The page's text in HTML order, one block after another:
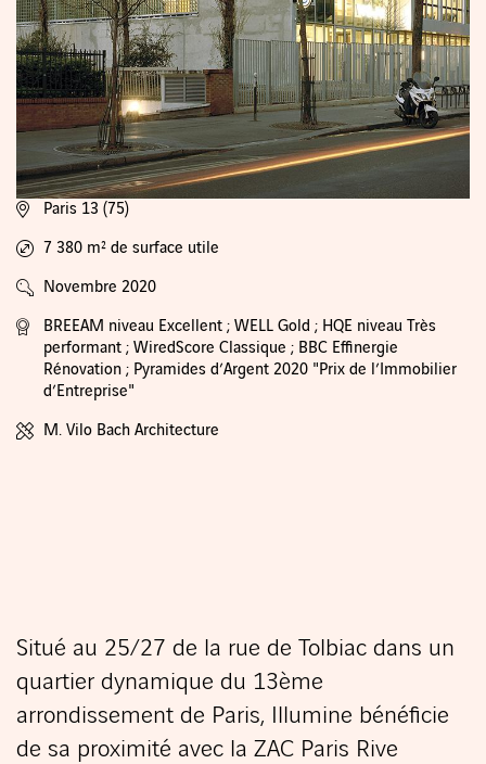
Paris 13 (75)
7 380 m² de surface utile
Novembre 2020
BREEAM niveau Excellent ; WELL Gold ; HQE niveau Très
performant ; WiredScore Classique ; BBC Effinergie
Rénovation ; Pyramides d’Argent 2020 "Prix de l’Immobilier
d’Entreprise"
M. Vilo Bach Architecture
Situé au 25/27 de la rue de Tolbiac dans un
quartier dynamique du 13ème
arrondissement de Paris, Illumine bénéficie
de sa proximité avec la ZAC Paris Rive